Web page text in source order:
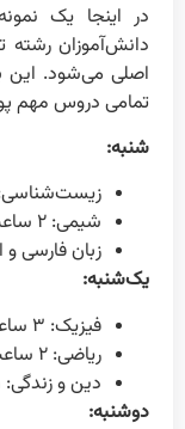
در اینجا یک
دانش‌آموزان
اصلی می‌شود. این
تمامی دروس مهم
شنبه:
زیست‌شناسی: ۳
شیمی: ۲ ساعت
زبان فارسی و
یک‌شنبه:
فیزیک: ۳ ساعت
ریاضی: ۲ ساعت
دین و زندگی: ۱ ساعت
دوشنبه: